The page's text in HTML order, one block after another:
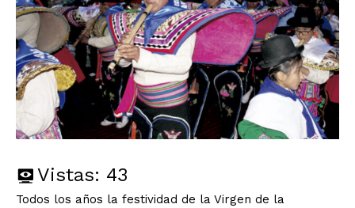
Vistas: 43
Todos los años la festividad de la Virgen de la